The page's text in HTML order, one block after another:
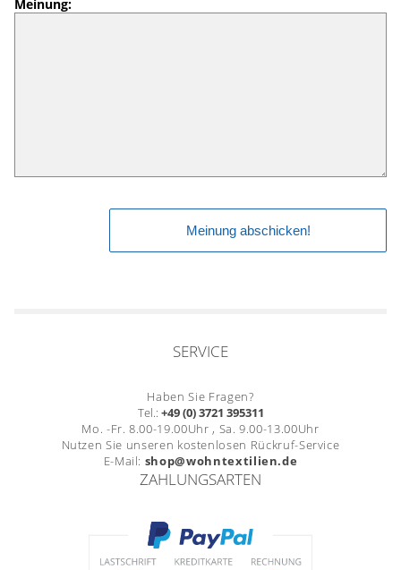
Meinung:
SERVICE
Haben Sie Fragen?
Tel.: +49 (0) 3721 395311
Mo. -Fr. 8.00-19.00Uhr , Sa. 9.00-13.00Uhr
Nutzen Sie unseren kostenlosen Rückruf-Service
E-Mail: shop@wohntextilien.de
ZAHLUNGSARTEN